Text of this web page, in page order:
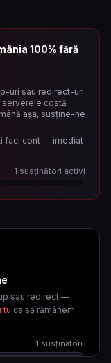
100% fără
uri sau redirect-uri
serverele costă
așa, susține-ne
faci cont — imediat
1 susținători activi
sau redirect —
tu ca să rămânem
1 susținători